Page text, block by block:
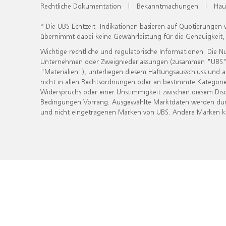
Rechtliche Dokumentation | Bekanntmachungen |
* Die UBS Echtzeit- Indikationen basieren auf
übernimmt dabei keine Gewährleistung für die
Wichtige rechtliche und regulatorische Informationen. Die
Unternehmen oder Zweigniederlassungen (zusammen
"Materialien"), unterliegen diesem Haftungsausschluss
nicht in allen Rechtsordnungen oder an bestimmte
Widerspruchs oder einer Unstimmigkeit zwischen diesem
Bedingungen Vorrang. Ausgewählte Marktdaten werden
und nicht eingetragenen Marken von UBS. Andere Marken